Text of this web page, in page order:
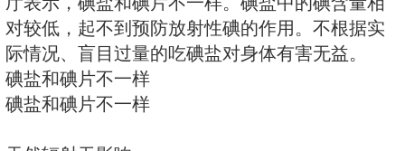
生，人有可能摄入放射性碘，并集
内，使这个器官受到较大剂量的照
严重的核污染时，应该有计划地在